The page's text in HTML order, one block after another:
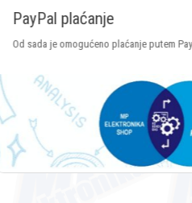
Plaćanje
Plaćanje putem svih